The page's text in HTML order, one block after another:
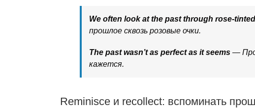
We often look at the past through rose-
прошлое сквозь розовые очки.
The past wasn’t as perfect as it seems —
кажется.
Reminisce и recollect: вспоминать